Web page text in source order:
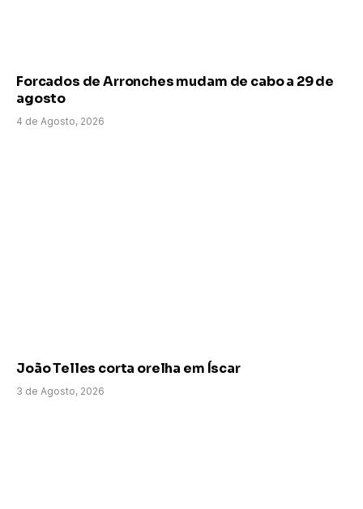
Forcados de Arronches mudam de cabo a 29 de
agosto
4 de Agosto, 2026
João Telles corta orelha em Íscar
3 de Agosto, 2026